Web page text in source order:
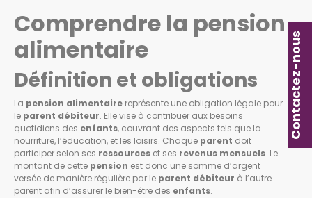
Contactez-nous
Comprendre la pension
alimentaire
Définition et obligations
La pension alimentaire représente une obligation légale pour
le parent débiteur. Elle vise à contribuer aux besoins
quotidiens des enfants, couvrant des aspects tels que la
nourriture, l’éducation, et les loisirs. Chaque parent doit
participer selon ses ressources et ses revenus mensuels. Le
montant de cette pension est donc une somme d’argent
versée de manière régulière par le parent débiteur à l’autre
parent afin d’assurer le bien-être des enfants.